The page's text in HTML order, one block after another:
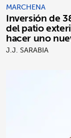
MARCHENA
Inversión de
del patio
hacer uno
J.J. SARABIA